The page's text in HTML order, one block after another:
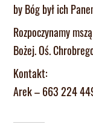
by Bóg był ich
Rozpoczynamy
Bożej. Oś.
Kontakt:
Arek – 663 224